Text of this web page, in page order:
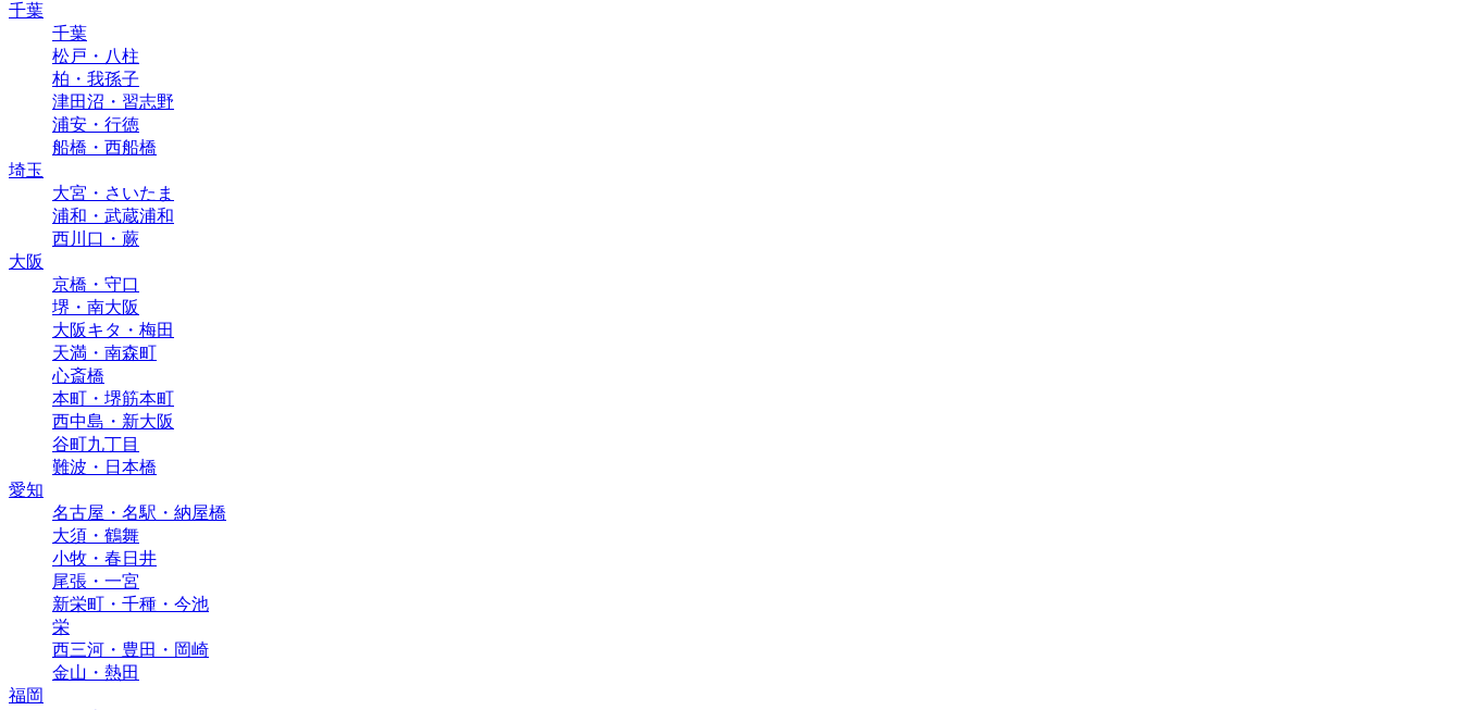
千葉
千葉
松戸・八柱
柏・我孫子
津田沼・習志野
浦安・行徳
船橋・西船橋
埼玉
大宮・さいたま
浦和・武蔵浦和
西川口・蕨
大阪
京橋・守口
堺・南大阪
大阪キタ・梅田
天満・南森町
心斎橋
本町・堺筋本町
西中島・新大阪
谷町九丁目
難波・日本橋
愛知
名古屋・名駅・納屋橋
大須・鶴舞
小牧・春日井
尾張・一宮
新栄町・千種・今池
栄
西三河・豊田・岡崎
金山・熱田
福岡